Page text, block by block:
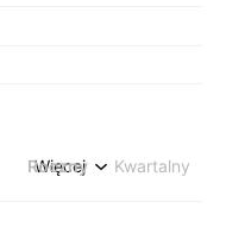
Roczny Kwartalny
Więcej